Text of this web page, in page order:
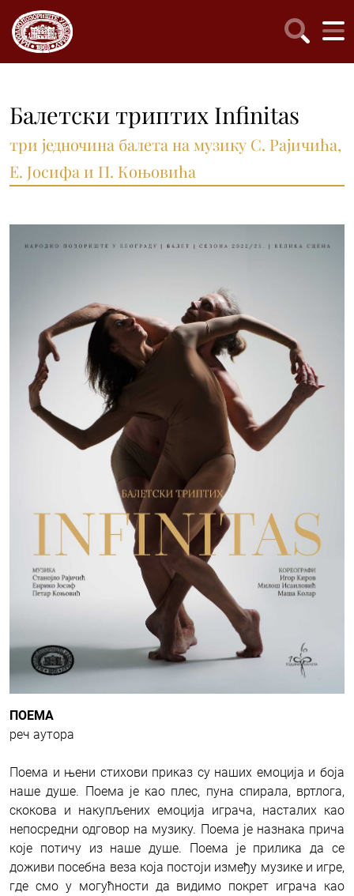
Балетски триптих Infinitas
три једночина балета на музику С. Рајичића,
Е. Јосифа и П. Коњовића
ПОЕМА
реч аутора
Поема и њени стихови приказ су наших емоција и боја
наше душе. Поема је као плес, пуна спирала, вртлога,
скокова и накупљених емоција играча, насталих као
непосредни одговор на музику. Поема је назнака прича
које потичу из наше душе. Поема је прилика да се
доживи посебна веза која постоји између музике и игре,
где смо у могућности да видимо покрет играча као